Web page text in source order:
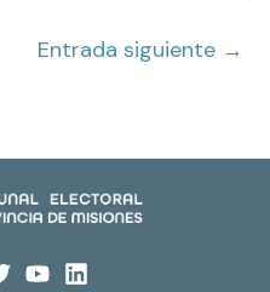
Entrada siguiente →